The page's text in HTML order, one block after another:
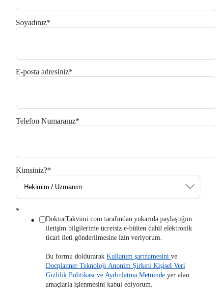
Soyadınız*
E-posta adresiniz*
Telefon Numaranız*
Kimsiniz?*
*
DoktorTakvimi.com tarafından yukarıda paylaştığım
iletişim bilgilerime ücretsiz e-bülten dahil elektronik
ticari ileti gönderilmesine izin veriyorum.
Bu formu doldurarak Kullanım şartnamesini ve
Docplanner Teknoloji Anonim Şirketi Kişisel Veri
Gizlilik Politikası ve Aydınlatma Metninde yer alan
amaçlarla işlenmesini kabul ediyorum.